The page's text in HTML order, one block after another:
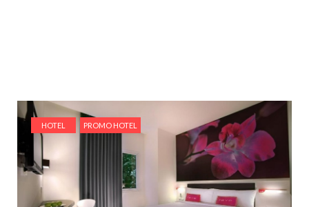
HOTEL PROMO HOTEL